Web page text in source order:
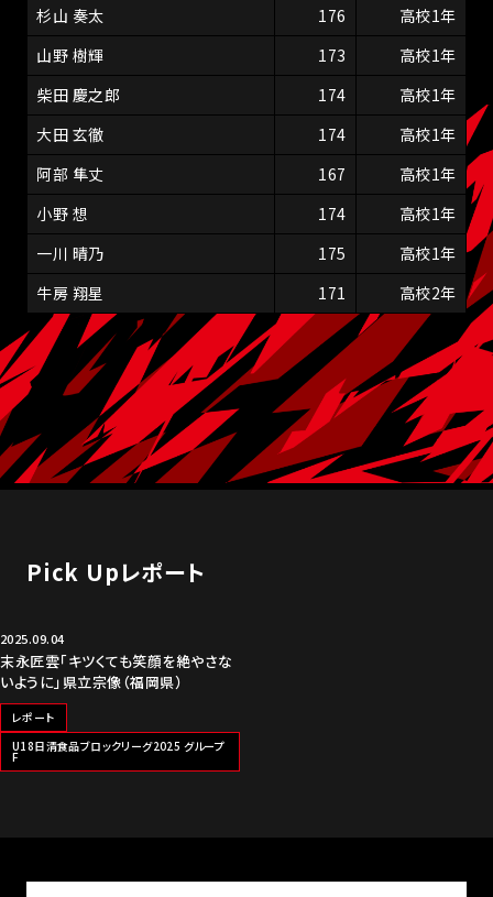
杉山 奏太
176
高校1年
山野 樹輝
173
高校1年
柴田 慶之郎
174
高校1年
大田 玄徹
174
高校1年
阿部 隼丈
167
高校1年
小野 想
174
高校1年
一川 晴乃
175
高校1年
牛房 翔星
171 高校2年
Pick Upレポート
2025.09.04
末永匠雲「キツくても笑顔を絶やさな
いように」県立宗像（福岡県）
レポート
U18日清食品ブロックリーグ2025 グループ
F